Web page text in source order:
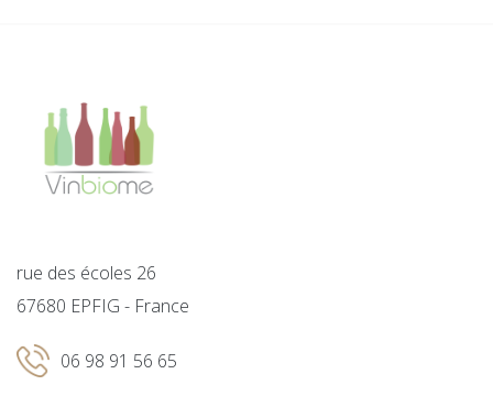
rue des écoles 26
67680 EPFIG - France
06 98 91 56 65